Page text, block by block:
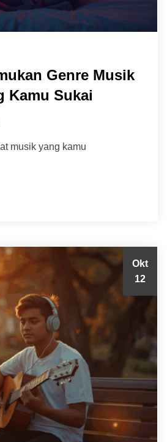
Genre Musik
Kamu Sukai
musik yang kamu
Okt
12